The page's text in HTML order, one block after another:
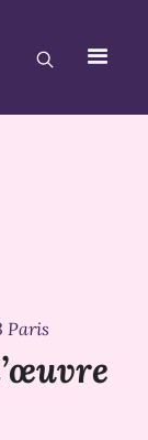
Paris